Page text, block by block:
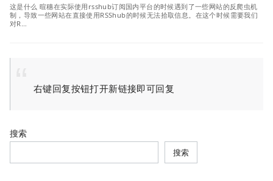
这是什么 暄穗在实际使用rsshub订阅国内平台的时候遇到了一些网站的反爬虫机
制，导致一些网站在直接使用RSShub的时候无法拾取信息。在这个时候需要我们
对R…
右键回复按钮打开新链接即可回复
搜索
搜索